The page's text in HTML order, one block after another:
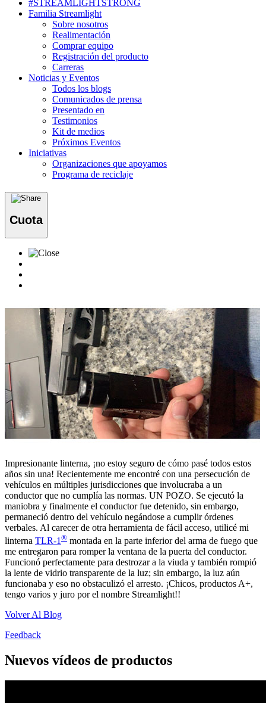
#STREAMLIGHTSTRONG
Familia Streamlight
Sobre nosotros
Realimentación
Comprar equipo
Registración del producto
Carreras
Noticias y Eventos
Todos los blogs
Comunicados de prensa
Presentado en
Testimonios
Kit de medios
Próximos Eventos
Iniciativas
Organizaciones que apoyamos
Programa de reciclaje
Cuota
Impresionante linterna, ¡no estoy seguro de cómo pasé todos estos
años sin una! Recientemente me encontré con una persecución de
vehículos en múltiples jurisdicciones que involucraba a un
conductor que no cumplía las normas. UN POZO. Se ejecutó la
maniobra y finalmente el conductor fue detenido, sin embargo,
permaneció dentro del vehículo negándose a cumplir órdenes
verbales. Al carecer de otra herramienta de fácil acceso, utilicé mi
linterna TLR-1® montada en la parte inferior del arma de fuego que
me entregaron para romper la ventana de la puerta del conductor.
Funcionó perfectamente para destrozar a la viuda y también rompió
la lente de vidrio transparente de la luz; sin embargo, la luz aún
funcionaba y eso no obstaculizó el arresto. ¡Chicos, productos A+,
tengo varios y juro por el nombre Streamlight!!
Volver Al Blog
Feedback
Nuevos vídeos de productos